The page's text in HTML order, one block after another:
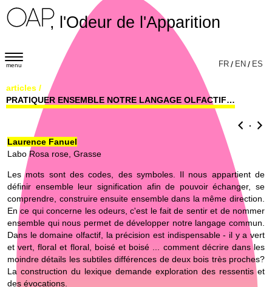
, l'Odeur de l'Apparition
T
g
g
e
n
a
v
i
g
a
t
i
menu FR / EN / ES
articles /
PRATIQUER ENSEMBLE NOTRE LANGAGE OLFACTIF…
.
Laurence Fanuel
Labo Rosa rose, Grasse
Les mots sont des codes, des symboles. Il nous appartient de
définir ensemble leur signification afin de pouvoir échanger, se
comprendre, construire ensuite ensemble dans la même direction.
En ce qui concerne les odeurs, c'est le fait de sentir et de nommer
ensemble qui nous permet de développer notre langage commun.
Dans le domaine olfactif, la précision est indispensable - il y a vert
et vert, floral et floral, boisé et boisé ... comment décrire dans les
moindre détails les subtiles différences de deux bois très proches?
La construction du lexique demande exploration des ressentis et
des évocations.